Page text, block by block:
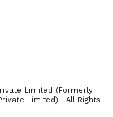
ಬಳಸಿಕೊಂಡು
ಬಿ., ಬದುಕಿನಲ್ಲಿ
ಸಂಸ್ಥೆಯ ನಿರ್ದೇಶಕ
Limited (Formerly
Limited) | All Rights